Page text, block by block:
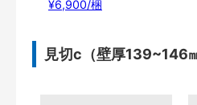
¥6,900/梱
見切c（壁厚139~146